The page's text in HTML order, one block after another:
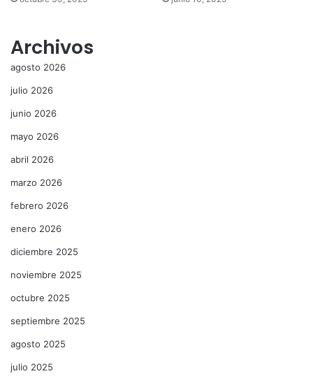
Archivos
agosto 2026
julio 2026
junio 2026
mayo 2026
abril 2026
marzo 2026
febrero 2026
enero 2026
diciembre 2025
noviembre 2025
octubre 2025
septiembre 2025
agosto 2025
julio 2025